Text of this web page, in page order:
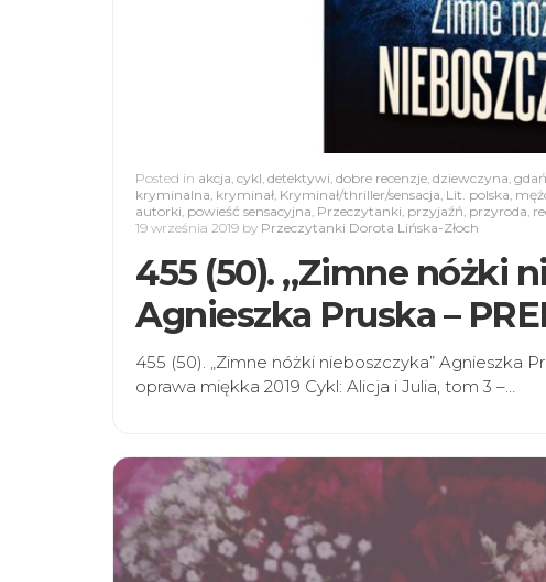
Posted in akcja, cykl, detektywi, dobre recenzje, dziewczyna,
kryminalna, kryminał, Kryminał/thriller/sensacja, Lit. polska,
autorki, powieść sensacyjna, Przeczytanki, przyjaźń, przyroda,
19 września 2019 by Przeczytanki Dorota Lińska-Złoch
455 (50). „Zimne nóżki
Agnieszka Pruska –
455 (50). „Zimne nóżki nieboszczyka” Agnieszka
oprawa miękka 2019 Cykl: Alicja i Julia, tom 3 –…